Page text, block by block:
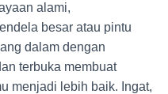
alami,
besar atau pintu
dalam dengan
terbuka membuat
menjadi lebih baik. Ingat,